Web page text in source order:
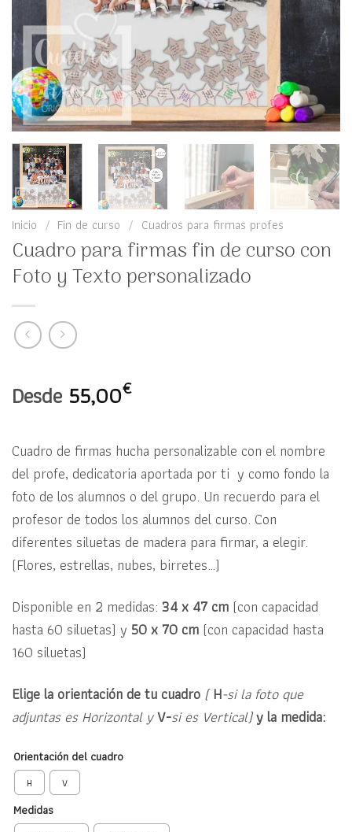
Inicio / Fin de curso / Cuadros para firmas profes
Cuadro para firmas fin de curso con
Foto y Texto personalizado
Desde 55,00€
Cuadro de firmas hucha personalizable con el nombre
del profe, dedicatoria aportada por ti y como fondo la
foto de los alumnos o del grupo. Un recuerdo para el
profesor de todos los alumnos del curso. Con
diferentes siluetas de madera para firmar, a elegir.
(Flores, estrellas, nubes, birretes…)
Disponible en 2 medidas: 34 x 47 cm (con capacidad
hasta 60 siluetas) y 50 x 70 cm (con capacidad hasta
160 siluetas)
Elige la orientación de tu cuadro (H-si la foto que
adjuntas es Horizontal yV-si es Vertical)y la medida:
Orientación del cuadro
H V
Medidas